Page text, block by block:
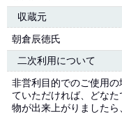
収蔵元
朝倉辰徳氏
二次利用について
非営利目的でのご使用
ていただければ、どな
物が出来上がりました